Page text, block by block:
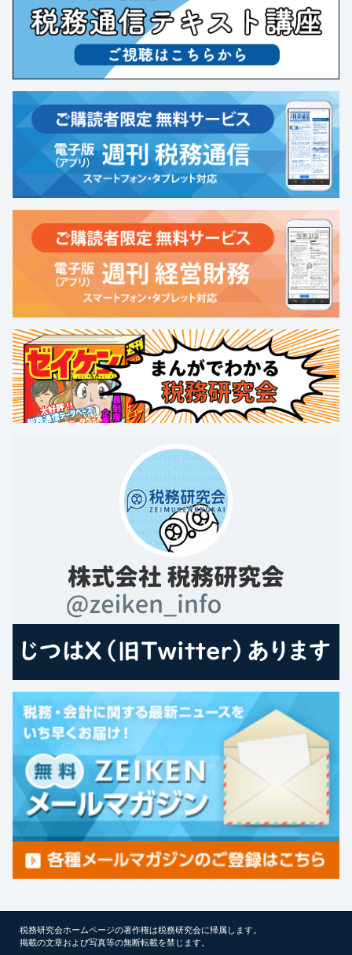
税務研究会ホームページの著作権は税務研究会に帰属します。
掲載の文章および写真等の無断転載を禁じます。